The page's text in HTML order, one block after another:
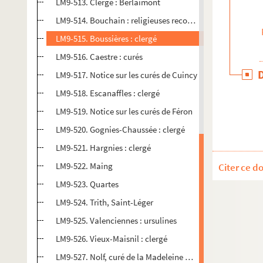
LM9-514. Bouchain : religieuses recollectines
LM9-515. Boussières : clergé
LM9-516. Caestre : curés
LM9-517. Notice sur les curés de Cuincy
LM9-518. Escanaffles : clergé
LM9-519. Notice sur les curés de Féron
LM9-520. Gognies-Chaussée : clergé
LM9-521. Hargnies : clergé
LM9-522. Maing
LM9-523. Quartes
LM9-524. Trith, Saint-Léger
LM9-525. Valenciennes : ursulines
LM9-526. Vieux-Maisnil : clergé
LM9-527. Nolf, curé de la Madeleine à Lille
Citer ce